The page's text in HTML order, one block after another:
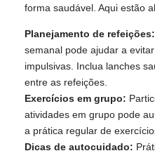
forma saudável. Aqui estão
Planejamento de refeições:
semanal pode ajudar a
impulsivas. Inclua lanches
entre as refeições.
Exercícios em grupo:
atividades em grupo pode
a prática regular de
Dicas de autocuidado: